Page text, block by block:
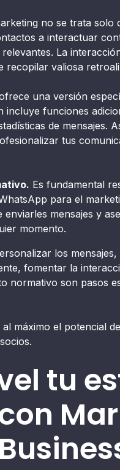
no se trata solo
a interactuar
La
recopilar valiosa
una versión
incluye funciones
de mensajes.
tus
Es fundamental
para el
mensajes y
momento.
los
fomentar la
normativo son pasos
máximo el potencial
tu